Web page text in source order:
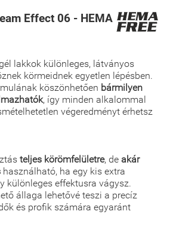
Effect 06 - HEMA
lakkok különleges, látványos
körmeidnek egyetlen lépésben.
köszönhetően bármilyen
, így minden alkalommal
végeredményt érhetsz
teljes körömfelületre, de akár
használható, ha egy kis extra
különleges effektusra vágysz.
állaga lehetővé teszi a precíz
és profik számára egyaránt